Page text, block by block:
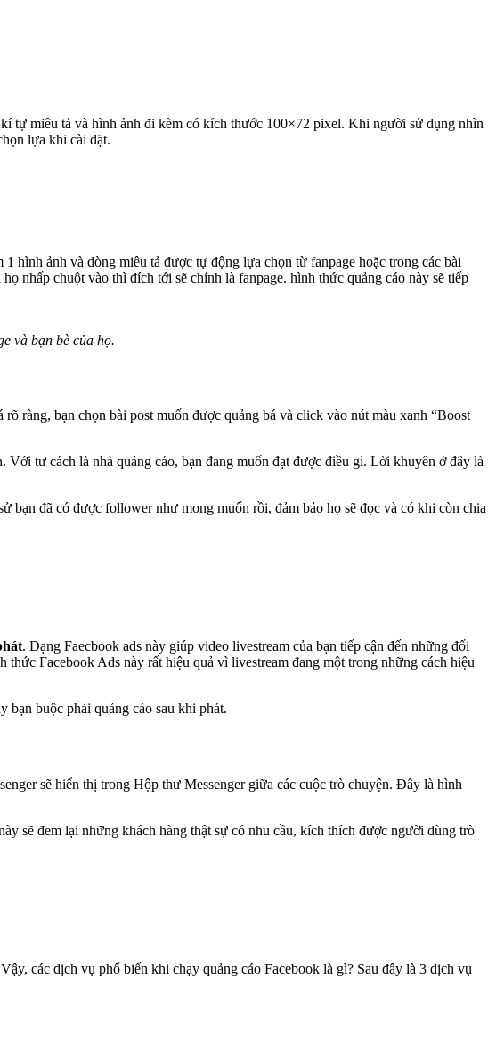
tự miêu tả và hình ảnh đi kèm có kích thước 100×72 pixel. Khi người sử dụng nhìn
lựa khi cài đặt.
hình ảnh và dòng miêu tả được tự động lựa chọn từ fanpage hoặc trong các bài
nhấp chuột vào thì đích tới sẽ chính là fanpage. hình thức quảng cáo này sẽ tiếp
và bạn bè của họ.
ràng, bạn chọn bài post muốn được quảng bá và click vào nút màu xanh “Boost
tư cách là nhà quảng cáo, bạn đang muốn đạt được điều gì. Lời khuyên ở đây là
bạn đã có được follower như mong muốn rồi, đảm bảo họ sẽ đọc và có khi còn chia
. Dạng Faecbook ads này giúp video livestream của bạn tiếp cận đến những đối
Facebook Ads này rất hiệu quả vì livestream đang một trong những cách hiệu
bạn buộc phải quảng cáo sau khi phát.
sẽ hiển thị trong Hộp thư Messenger giữa các cuộc trò chuyện. Đây là hình
sẽ đem lại những khách hàng thật sự có nhu cầu, kích thích được người dùng trò
các dịch vụ phổ biến khi chạy quảng cáo Facebook là gì? Sau đây là 3 dịch vụ